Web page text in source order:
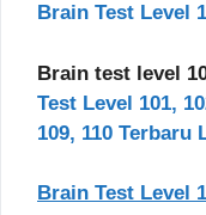
Brain Test Level
Brain test level
Test Level 101,
109, 110 Terbaru
Brain Test Level